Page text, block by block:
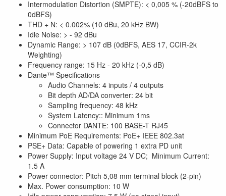
Intermodulation Distortion (SMPTE): < 0,005 % (-20dBFS to
0dBFS)
THD + N: < 0.002% (10 dBu, 20 kHz BW)
Idle Noise: > - 92 dBu
Dynamic Range: > 107 dB (0dBFS, AES 17, CCIR-2k
Weighting)
Frequency range: 15 Hz - 20 kHz (-0,5 dB)
Dante™ Specifications
Audio Channels: 4 inputs / 4 outputs
Bit depth AD/DA converter: 24 bit
Sampling frequency: 48 kHz
System Latency:: Minimum 1ms
Connector DANTE: 100 BASE-T RJ45
Minimum PoE Requirements: PoE+ IEEE 802.3at
PSE+ Data: Capable of powering 1 extra PD unit
Power Supply: Input voltage 24 V DC; Minimum Current:
1.5 A
Power connector: Pitch 5,08 mm terminal block (2-pin)
Max. Power consumption: 10 W